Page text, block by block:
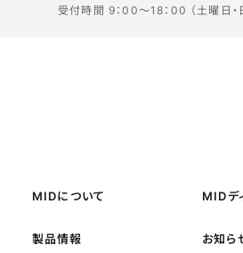
受付時間 9：00〜18：00 （土曜日・
製品情報 お知ら
MIDについて MIDデ